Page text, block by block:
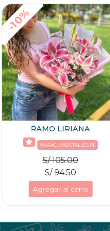
-10%
RAMO LIRIANA
MARACUYADETALLES.PE
S/ 105.00
S/ 94.50
Agregar al carro